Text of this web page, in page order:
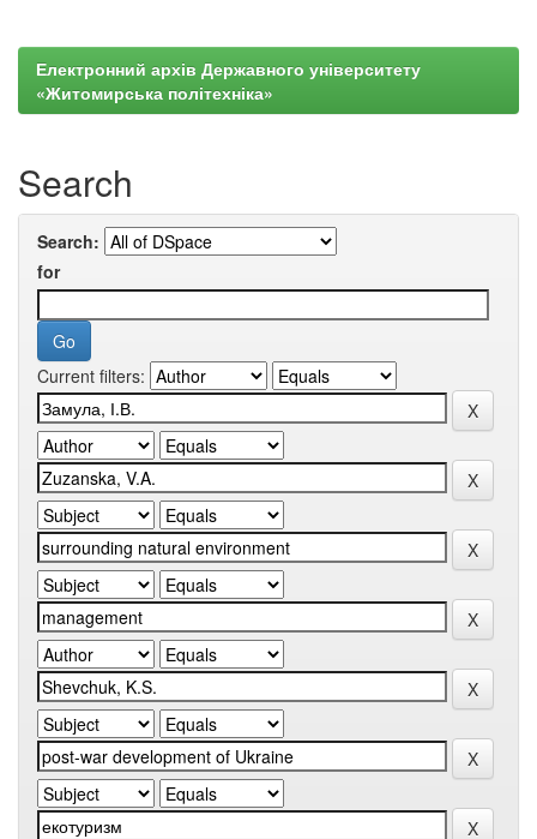
Електронний архів Державного університету
«Житомирська політехніка»
Search
Search:
for
Current filters: